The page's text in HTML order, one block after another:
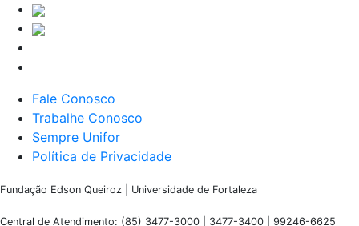
Fale Conosco
Trabalhe Conosco
Sempre Unifor
Política de Privacidade
Fundação Edson Queiroz | Universidade de Fortaleza
Central de Atendimento: (85) 3477-3000 | 3477-3400 | 99246-6625